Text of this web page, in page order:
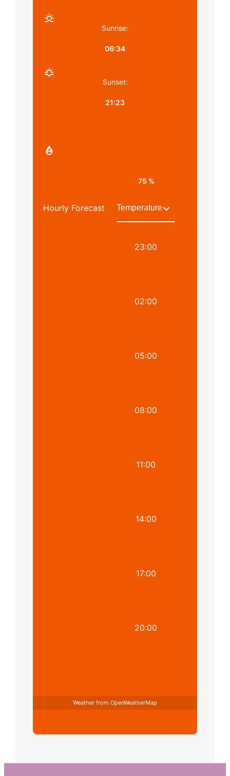
75 %
Sunrise:
06:34
Sunset:
21:23
Hourly Forecast
23:00
02:00
05:00
08:00
11:00
14:00
17:00
20:00
Weather from OpenWeatherMap